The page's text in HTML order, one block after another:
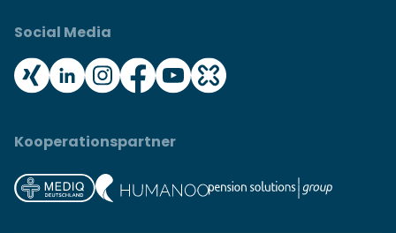
Social Media
Kooperationspartner